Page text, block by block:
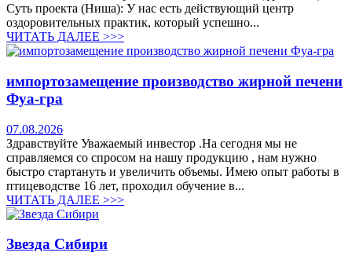
Суть проекта (Ниша): У нас есть действующий центр
оздоровительных практик, который успешно...
ЧИТАТЬ ДАЛЕЕ >>>
импортозамещение производство жирной печени
Фуа-гра
07.08.2026
Здравствуйте Уважаемый инвестор .На сегодня мы не
справляемся со спросом на нашу продукцию , нам нужно
быстро стартануть и увеличить объемы. Имею опыт работы в
птицеводстве 16 лет, проходил обучение в...
ЧИТАТЬ ДАЛЕЕ >>>
Звезда Сибири